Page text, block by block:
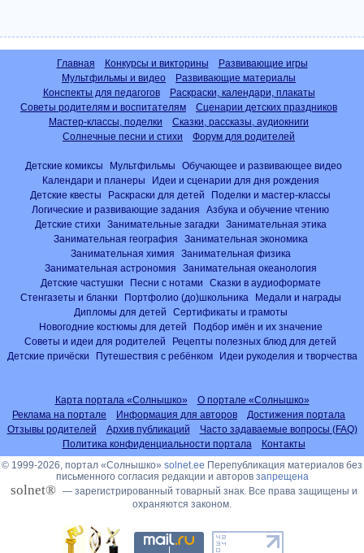
Главная Конкурсы и викторины
Развивающие игры
Мультфильмы и видео
Развивающие материалы
Конспекты для педагогов
Раскраски, календари, плакаты
Советы родителям и воспитателям
Сценарии детских праздников
Мастер-классы, поделки
Сказки, рассказы, аудиокниги
Солнечные песни и стихи
Форум для родителей
Детские комиксы Мультфильмы
Обучающее и развивающее видео
Календари и планеры
Идеи и сценарии для дня рождения
Детские квесты
Раскраски для детей
Поделки и мастер-классы
Логические и развивающие задания
Азбука и обучение чтению
Детские стихи
Занимательные загадки
Занимательная этика
Занимательная география
Занимательная экономика
Занимательная химия
Занимательная физика
Занимательная астрономия
Занимательная океанология
Детские частушки
Песни с нотами
Сказки в аудиоформате
Стенгазеты и бланки
Портфолио (до)школьника
Медали и награды
Дипломы для детей
Сертификаты и грамоты
Новогодние костюмы для детей
Подбор имён и их значение
Советы и идеи для родителей
Рецепты полезных блюд для детей
Детские причёски
Путешествия с ребёнком Идеи рукоделия и творчества
Карта портала «Солнышко»
О портале «Солнышко»
Реклама на портале
Информация для авторов
Достижения портала
Отзывы родителей
Архив публикаций
Часто задаваемые вопросы (FAQ)
Политика конфиденциальности портала
Контакты
© 1999-2026, портал «Солнышко» solnet.ee Перепубликация материалов без
письменного согласия редакции и авторов запрещена
solnet® — зарегистрированный товарный знак. Все права защищены и
охраняются законом.